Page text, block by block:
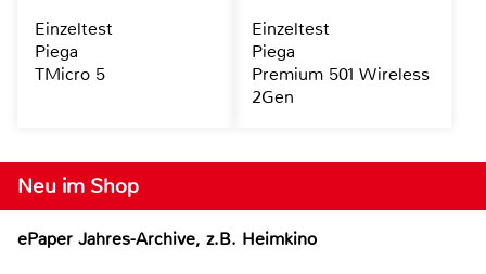
Neu im Shop
ePaper Jahres-Archive, z.B. Heimkino
Einzeltest
Piega
TMicro 5
Einzeltest
Piega
Premium 501 Wireless
2Gen